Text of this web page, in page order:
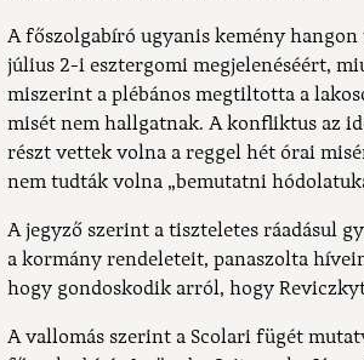
A főszolgabíró ugyanis kemény
július 2-i esztergomi megjelenéséért,
miszerint a plébános megtiltotta a
misét nem hallgatnak. A konfliktus az
részt vettek volna a reggel hét órai
nem tudták volna „bemutatni
A jegyző szerint a tiszteletes ráadásul
a kormány rendeleteit, panaszolta
hogy gondoskodik arról, hogy
A vallomás szerint a Scolari fügét